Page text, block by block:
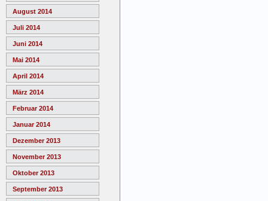
August 2014
Juli 2014
Juni 2014
Mai 2014
April 2014
März 2014
Februar 2014
Januar 2014
Dezember 2013
November 2013
Oktober 2013
September 2013